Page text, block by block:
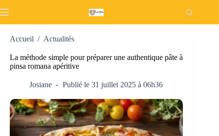
au
Accueil / Actualités
La méthode simple pour préparer une authentique pâte à
pinsa romana apéritive
Josiane Publié le 31 juillet 2025 à 06h36